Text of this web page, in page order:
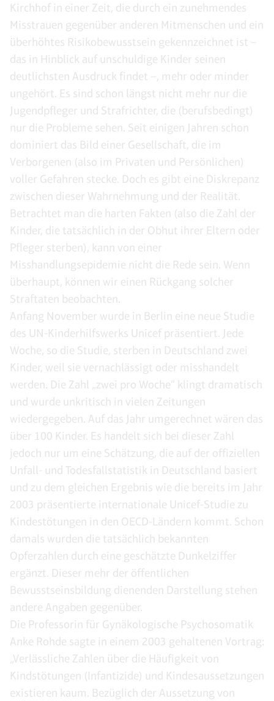
Kirchhof in einer Zeit, die durch ein zunehmendes
Misstrauen gegenüber anderen Mitmenschen und ein
überhöhtes Risikobewusstsein gekennzeichnet ist –
das in Hinblick auf unschuldige Kinder seinen
deutlichsten Ausdruck findet –, mehr oder minder
ungehört. Es sind schon längst nicht mehr nur die
Jugendpfleger und Strafrichter, die (berufsbedingt)
nur die Probleme sehen. Seit einigen Jahren schon
dominiert das Bild einer Gesellschaft, die im
Verborgenen (also im Privaten und Persönlichen)
voller Gefahren stecke. Doch es gibt eine Diskrepanz
zwischen dieser Wahrnehmung und der Realität.
Betrachtet man die harten Fakten (also die Zahl der
Kinder, die tatsächlich in der Obhut ihrer Eltern oder
Pfleger sterben), kann von einer
Misshandlungsepidemie nicht die Rede sein. Wenn
überhaupt, können wir einen Rückgang solcher
Straftaten beobachten.
Anfang November wurde in Berlin eine neue Studie
des UN-Kinderhilfswerks Unicef präsentiert. Jede
Woche, so die Studie, sterben in Deutschland zwei
Kinder, weil sie vernachlässigt oder misshandelt
werden. Die Zahl „zwei pro Woche“ klingt dramatisch
und wurde unkritisch in vielen Zeitungen
wiedergegeben. Auf das Jahr umgerechnet wären das
über 100 Kinder. Es handelt sich bei dieser Zahl
jedoch nur um eine Schätzung, die auf der offiziellen
Unfall- und Todesfallstatistik in Deutschland basiert
und zu dem gleichen Ergebnis wie die bereits im Jahr
2003 präsentierte internationale Unicef-Studie zu
Kindestötungen in den OECD-Ländern kommt. Schon
damals wurden die tatsächlich bekannten
Opferzahlen durch eine geschätzte Dunkelziffer
ergänzt. Dieser mehr der öffentlichen
Bewusstseinsbildung dienenden Darstellung stehen
andere Angaben gegenüber.
Die Professorin für Gynäkologische Psychosomatik
Anke Rohde sagte in einem 2003 gehaltenen Vortrag:
„Verlässliche Zahlen über die Häufigkeit von
Kindstötungen (Infantizide) und Kindesaussetzungen
existieren kaum. Bezüglich der Aussetzung von